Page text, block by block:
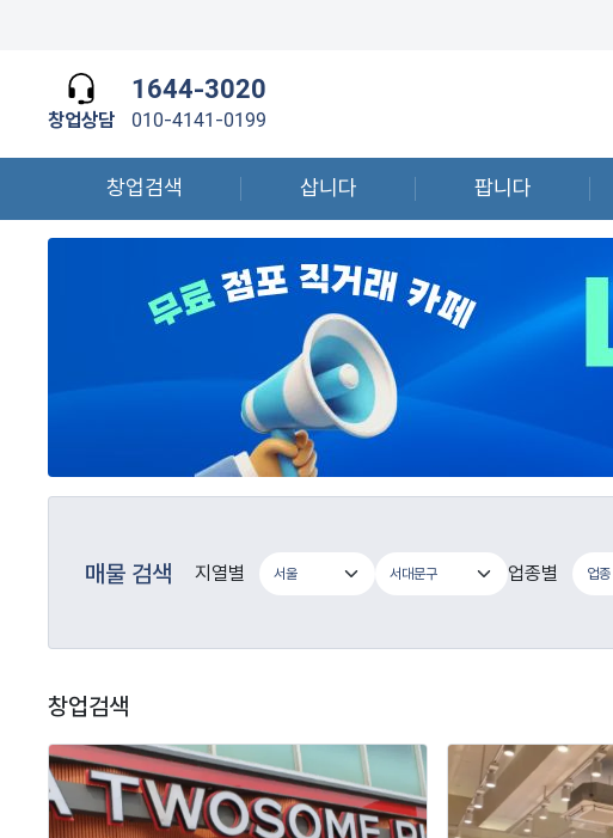
창업상담
1644-3020
010-4141-0199
창업검색 삽니다 팝니다
매물 검색 지열별 업종별
창업검색